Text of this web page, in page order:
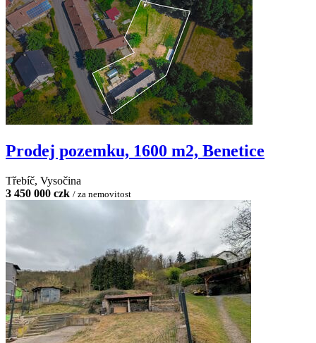
Prodej pozemku, 1600 m2, Benetice
Třebíč, Vysočina
3 450 000 czk / za nemovitost